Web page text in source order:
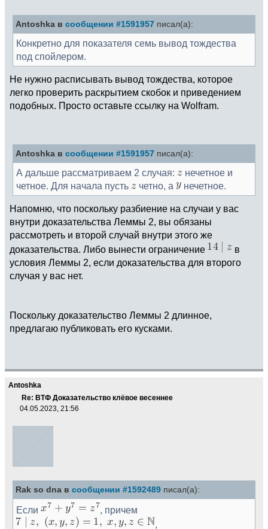
Antoshka в сообщении #1591957 писал(а):
Конкретно для показателя семь вывод тождества
под спойлером.
Не нужно расписывать вывод тождества, которое
легко проверить раскрытием скобок и приведением
подобных. Просто оставьте ссылку на Wolfram.
Antoshka в сообщении #1591957 писал(а):
А дальше рассматриваем 2 случая:
нечетное и
четное. Для начала пусть
четно, а нечетное.
Напомню, что поскольку разбиение на случаи у вас
внутри доказательства Леммы 2, вы обязаны
рассмотреть и второй случай внутри этого же
доказательства. Либо вынести ограничение
в
условия Леммы 2, если доказательства для второго
случая у вас нет.
Поскольку доказательство Леммы 2 длинное,
предлагаю публиковать его кусками.
Antoshka
Re: ВТФ Доказательство клёвое весеннее
04.05.2023, 21:56
Rak so dna в сообщении #1592489 писал(а):
Если
, причем
,